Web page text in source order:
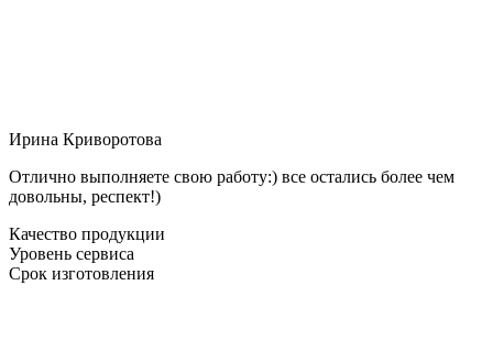
Ирина Криворотова
Отлично выполняете свою работу:) все остались более чем
довольны, респект!)
Качество продукции
Уровень сервиса
Срок изготовления